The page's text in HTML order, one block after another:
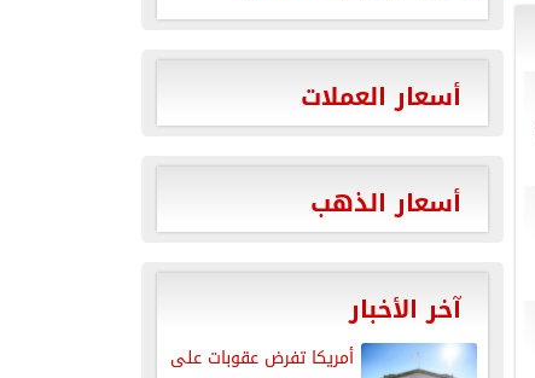
أسعار العملات
أسعار الذهب
آخر الأخبار
أمريكا تفرض عقوبات على